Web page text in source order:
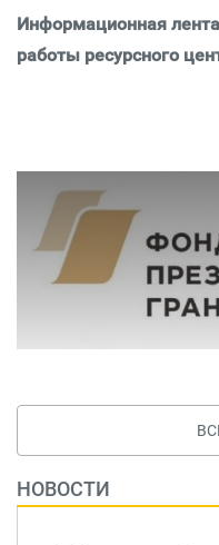
Информационная
работы ресурсного
НОВОСТИ